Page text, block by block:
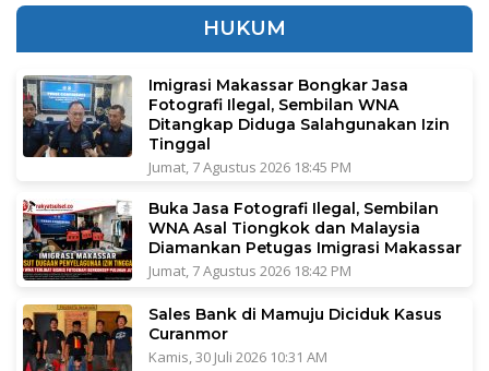
HUKUM
Imigrasi Makassar Bongkar Jasa
Fotografi Ilegal, Sembilan WNA
Ditangkap Diduga Salahgunakan Izin
Tinggal
Jumat, 7 Agustus 2026 18:45 PM
Buka Jasa Fotografi Ilegal, Sembilan
WNA Asal Tiongkok dan Malaysia
Diamankan Petugas Imigrasi Makassar
Jumat, 7 Agustus 2026 18:42 PM
Sales Bank di Mamuju Diciduk Kasus
Curanmor
Kamis, 30 Juli 2026 10:31 AM